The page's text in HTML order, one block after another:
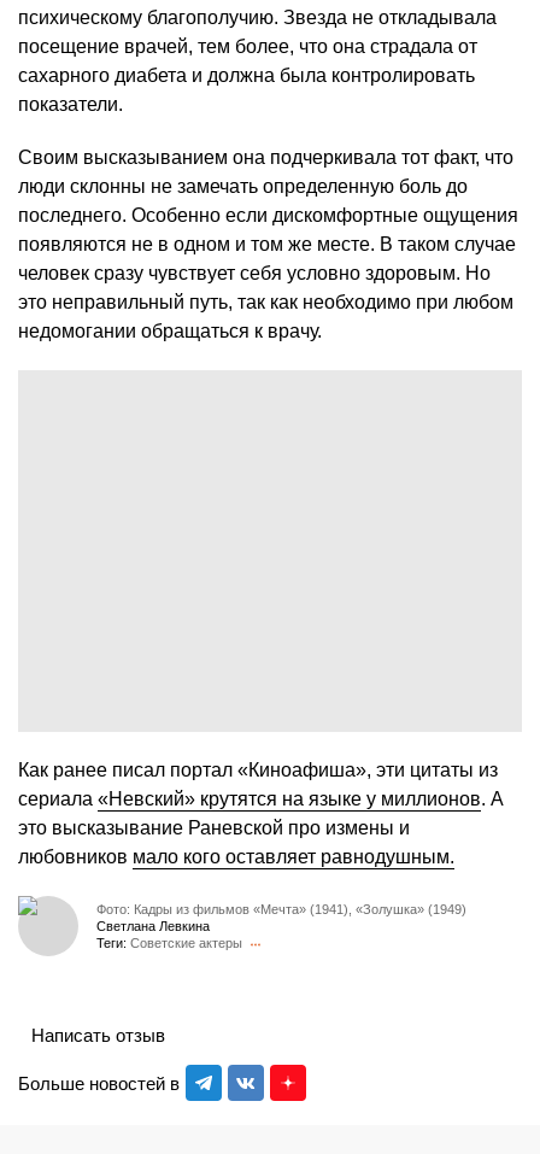
психическому благополучию. Звезда не откладывала
посещение врачей, тем более, что она страдала от
сахарного диабета и должна была контролировать
показатели.
Своим высказыванием она подчеркивала тот факт, что
люди склонны не замечать определенную боль до
последнего. Особенно если дискомфортные ощущения
появляются не в одном и том же месте. В таком случае
человек сразу чувствует себя условно здоровым. Но
это неправильный путь, так как необходимо при любом
недомогании обращаться к врачу.
Как ранее писал портал «Киноафиша», эти цитаты из
сериала «Невский» крутятся на языке у миллионов. А
это высказывание Раневской про измены и
любовников мало кого оставляет равнодушным.
Фото: Кадры из фильмов «Мечта» (1941), «Золушка» (1949)
Светлана Левкина
Теги: Советские актеры
Больше новостей в
Написать отзыв